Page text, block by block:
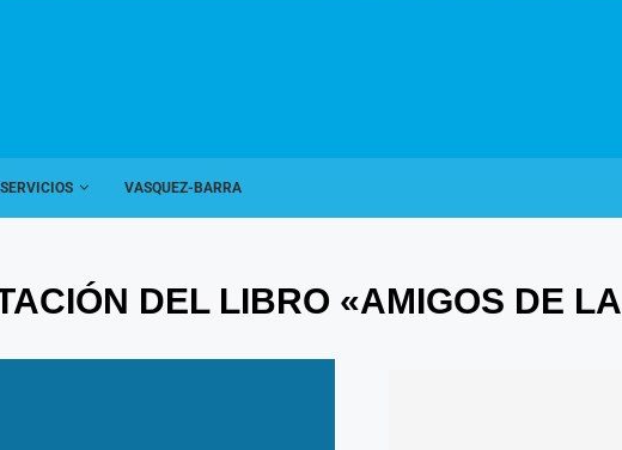
SERVICIOS VASQUEZ-BARRA
DEL LIBRO «AMIGOS DE